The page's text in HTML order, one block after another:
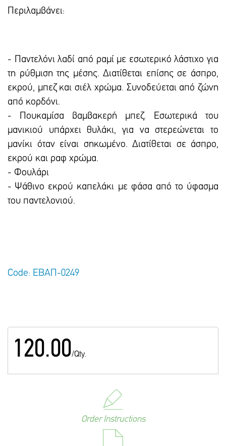
Περιλαμβάνει:
- Παντελόνι λαδί από ραμί με εσωτερικό λάστιχο για
τη ρύθμιση της μέσης. Διατίθεται επίσης σε άσπρο,
εκρού, μπεζ και σιέλ χρώμα. Συνοδεύεται από ζώνη
από κορδόνι.
- Πουκαμίσα βαμβακερή μπεζ. Εσωτερικά του
μανικιού υπάρχει θυλάκι, για να στερεώνεται το
μανίκι όταν είναι σηκωμένο. Διατίθεται σε άσπρο,
εκρού και ραφ χρώμα.
- Φουλάρι
- Ψάθινο εκρού καπελάκι με φάσα από το ύφασμα
του παντελονιού.
Code: ΕΒΑΠ-0249
120.00/Qty.
Order Instructions